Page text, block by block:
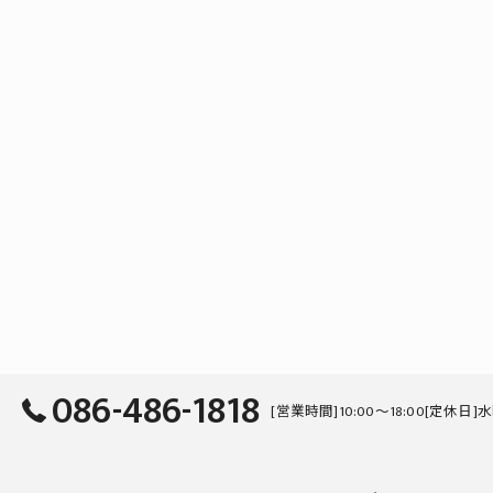
086-486-1818 [営業時間]10:00～18:00[定休日]